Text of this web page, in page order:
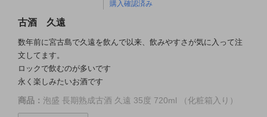
購入確認済み
古酒 久遠
数年前に宮古島で久遠を飲んで以来、飲みやすさが気に入って注
文してます。
ロックで飲むのが多いです
永く楽しみたいお酒です
商品： 泡盛 長期熟成古酒 久遠 35度 720ml （化粧箱入り）